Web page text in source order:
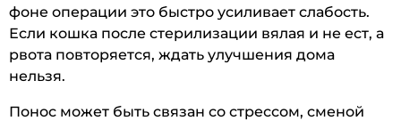
фоне операции это быстро усиливает слабость.
Если кошка после стерилизации вялая и не ест, а
рвота повторяется, ждать улучшения дома
нельзя.
Понос может быть связан со стрессом, сменой